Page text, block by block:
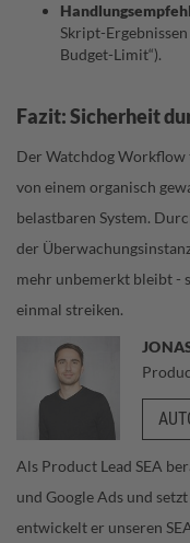
Skript-Ergebnissen
Budget-Limit“).
Fazit: Sicherheit
Der Watchdog
von einem organisch
belastbaren System.
der
mehr unbemerkt bleibt -
einmal streiken.
Als Product Lead SEA
und Google Ads und
entwickelt er unseren